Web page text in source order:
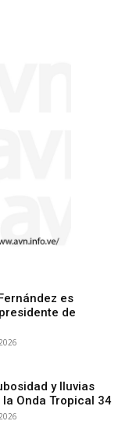
es
de
y lluvias
Onda Tropical 34